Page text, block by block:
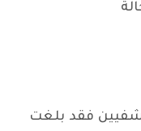
فقد بلغت